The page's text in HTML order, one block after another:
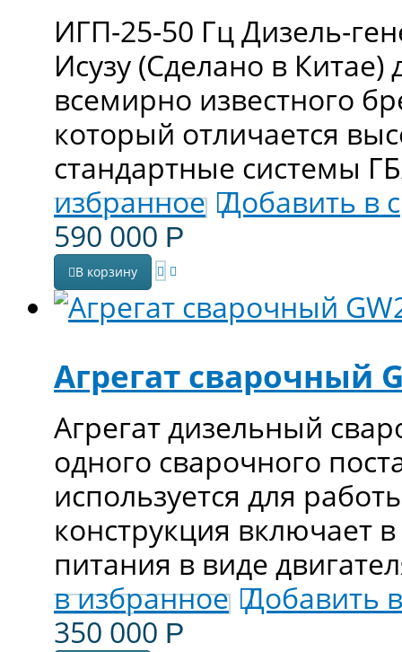
ИГП-25-50 Гц Дизель-
Исузу (Сделано в
всемирно известного
который отличается
стандартные системы
избранное Добавить в
590 000 Р
В корзину
Агрегат сварочный
Агрегат дизельный
одного сварочного
используется для
конструкция включает
питания в виде
в избранное Добавить
350 000 Р